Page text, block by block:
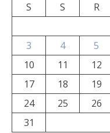
S
S R
3
4 5
10
11 12
17
18 19
24
25 26
31